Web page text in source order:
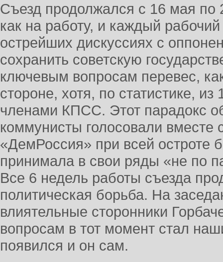
Съезд продолжался с 16 мая
как на работу, и каждый
острейших дискуссиях с
сохранить советскую
ключевым вопросам перевес,
стороне, хотя, по статистике,
членами КПСС. Этот парадокс
коммунисты голосовали вместе
«ДемРоссия» при всей остроте
принимала в свои ряды «не по
Все 6 недель работы съезда
политическая борьба. На
влиятельные сторонники
вопросам в тот момент стал
появился и он сам.